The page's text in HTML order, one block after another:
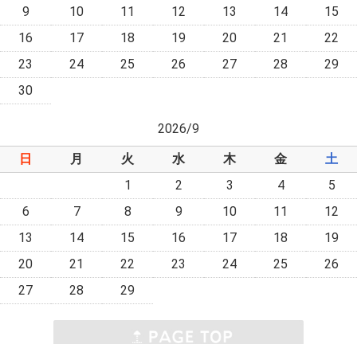
9
10 11 12 13 14
15
16
17 18 19 20 21
22
23
24 25 26 27 28
29
30
2026/9
日
月 火 水 木 金
土
1
2 3 4
5
6
7 8 9 10 11
12
13
14 15 16 17 18
19
20
21 22 23 24 25
26
27
28 29